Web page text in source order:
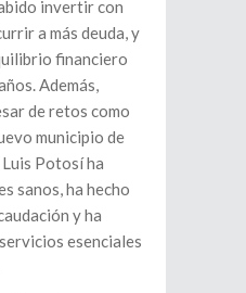
invertir con
a más deuda, y
financiero
Además,
de retos como
municipio de
Potosí ha
sanos, ha hecho
y ha
esenciales